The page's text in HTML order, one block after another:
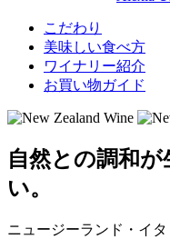
こだわり
美味しい食べ方
ワイナリー紹介
お買い物ガイド
自然との調和
い。
ニュージーランド・イ